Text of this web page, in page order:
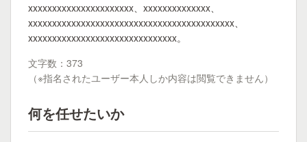
xxxxxxxxxxxxxxxxxxxxxx、xxxxxxxxxxxxxx、
xxxxxxxxxxxxxxxxxxxxxxxxxxxxxxxxxxxxxxxxxxx、
xxxxxxxxxxxxxxxxxxxxxxxxxxxxxxx。
文字数：373
（※指名されたユーザー本人しか内容は閲覧できません）
何を任せたいか